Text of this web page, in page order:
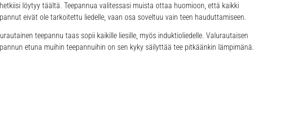
löytyy täältä. Teepannua valitessasi muista ottaa huomioon, että kaikki
eivät ole tarkoitettu liedelle, vaan osa soveltuu vain teen hauduttamiseen.
teepannu taas sopii kaikille liesille, myös induktioliedelle. Valurautaisen
etuna muihin teepannuihin on sen kyky säilyttää tee pitkäänkin lämpimänä.